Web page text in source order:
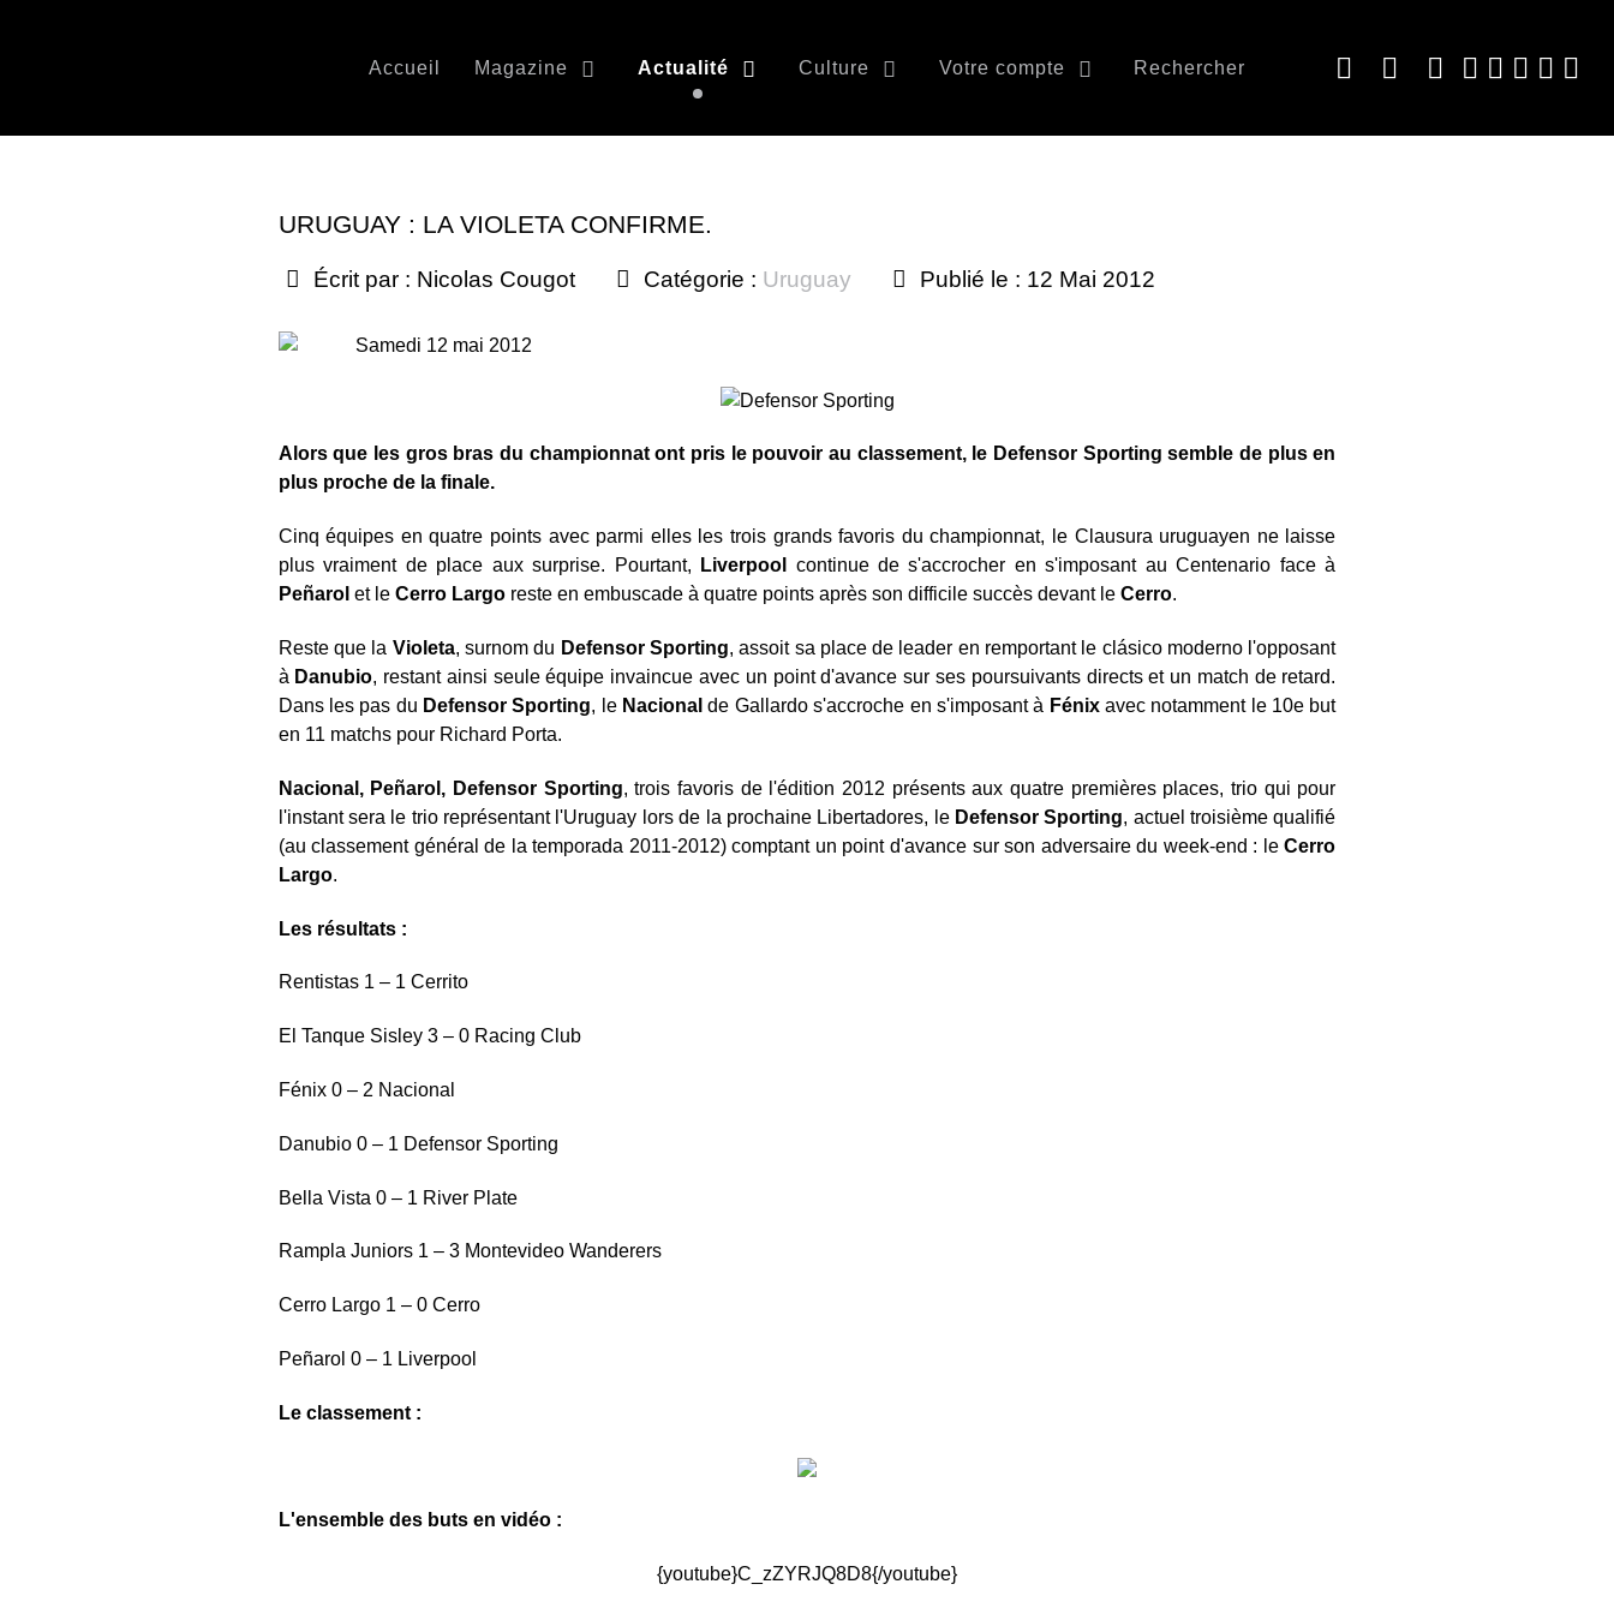
Accueil Magazine Actualité Culture Votre compte Rechercher
URUGUAY : LA VIOLETA CONFIRME.
Écrit par : Nicolas Cougot Catégorie : Uruguay Publié le : 12 Mai 2012
Samedi 12 mai 2012
Alors que les gros bras du championnat ont pris le pouvoir au classement, le Defensor Sporting semble de plus en
plus proche de la finale.
Cinq équipes en quatre points avec parmi elles les trois grands favoris du championnat, le Clausura uruguayen ne laisse
plus vraiment de place aux surprise. Pourtant,
Liverpool
continue de s'accrocher en s'imposant au Centenario face à
Peñarol et le Cerro Largoreste en embuscade à quatre points après son difficile succès devant le Cerro.
Reste que la Violeta, surnom du Defensor Sporting, assoit sa place de leader en remportant le clásico moderno l'opposant
à Danubio, restant ainsi seule équipe invaincue avec un point d'avance sur ses poursuivants directs et un match de retard.
Dans les pas du Defensor Sporting, le Nacional de Gallardo s'accroche en s'imposant à Fénixavec notamment le 10e but
en 11 matchs pour Richard Porta.
Nacional, Peñarol, Defensor Sporting, trois favoris de l'édition 2012 présents aux quatre premières places, trio qui pour
l'instant sera le trio représentant l'Uruguay lors de la prochaine Libertadores, le Defensor Sporting, actuel troisième qualifié
(au classement général de la temporada 2011-2012) comptant un point d'avance sur son adversaire du week-end : leCerro
Largo.
Les résultats :
Rentistas 1 – 1 Cerrito
El Tanque Sisley 3 – 0 Racing Club
Fénix 0 – 2 Nacional
Danubio 0 – 1 Defensor Sporting
Bella Vista 0 – 1 River Plate
Rampla Juniors 1 – 3 Montevideo Wanderers
Cerro Largo 1 – 0 Cerro
Peñarol 0 – 1 Liverpool
Le classement :
L'ensemble des buts en vidéo :
{youtube}C_zZYRJQ8D8{/youtube}